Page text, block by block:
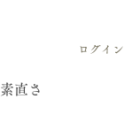
ログイン
素直さ